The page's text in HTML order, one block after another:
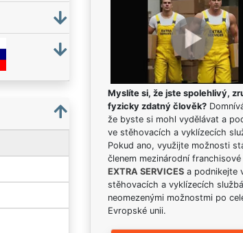
Myslíte si, že jste spolehlivý,
fyzicky zdatný člověk?
že byste si mohl vydělávat a
ve stěhovacích a vyklízecích
Pokud ano, využijte možnosti
členem mezinárodní
EXTRA SERVICESa podnikejte
stěhovacích a vyklízecích
neomezenými možnostmi po
Evropské unii.